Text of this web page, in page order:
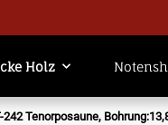
Holz
242 Tenorposaune,